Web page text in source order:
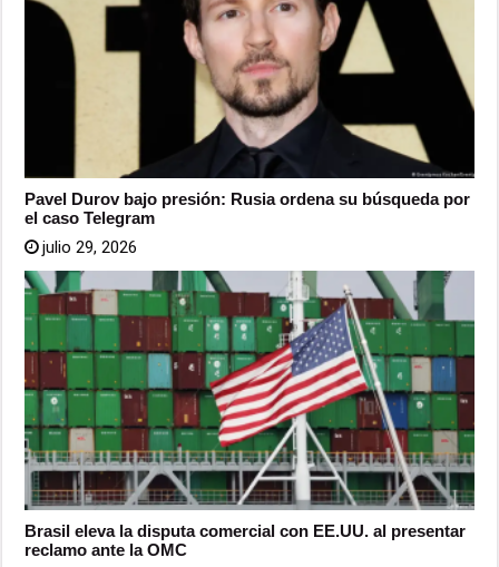
Pavel Durov bajo presión: Rusia ordena su búsqueda por
el caso Telegram
julio 29, 2026
Brasil eleva la disputa comercial con EE.UU. al presentar
reclamo ante la OMC